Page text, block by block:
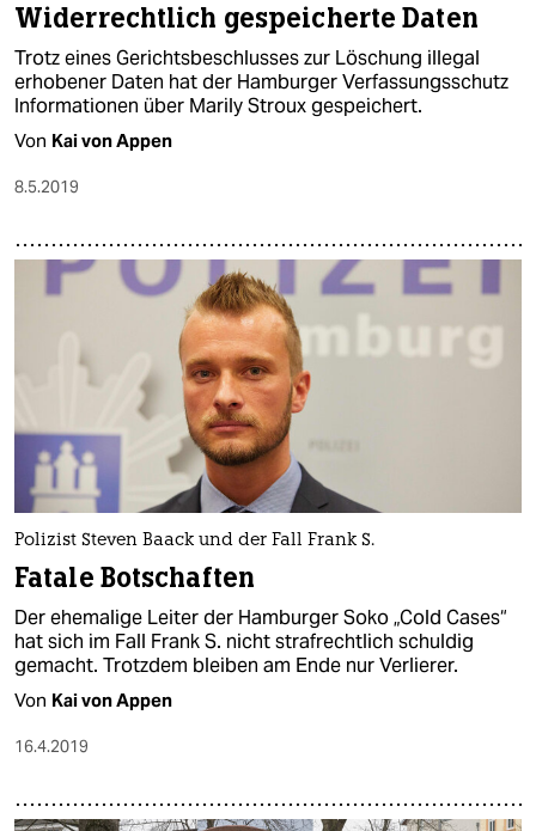
Widerrechtlich gespeicherte Daten
Trotz eines Gerichtsbeschlusses zur Löschung illegal
erhobener Daten hat der Hamburger Verfassungsschutz
Informationen über Marily Stroux gespeichert.
Von Kai von Appen
8.5.2019
Polizist Steven Baack und der Fall Frank S.
Fatale Botschaften
Der ehemalige Leiter der Hamburger Soko „Cold Cases“
hat sich im Fall Frank S. nicht strafrechtlich schuldig
gemacht. Trotzdem bleiben am Ende nur Verlierer.
Von Kai von Appen
16.4.2019